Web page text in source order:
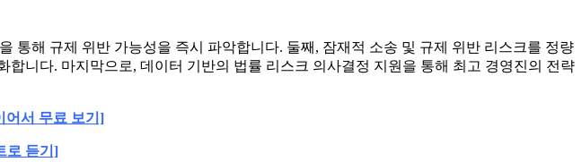
통해 규제 위반 가능성을 즉시 파악합니다. 둘째, 잠재적 소송 및 규제 위반 리스크를 정량
니다. 마지막으로, 데이터 기반의 법률 리스크 의사결정 지원을 통해 최고 경영진의 전략
어서 무료 보기]
로 듣기]